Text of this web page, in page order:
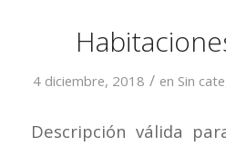
4 diciembre, 2018 / en Sin
Descripción válida